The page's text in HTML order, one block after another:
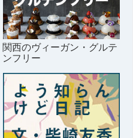
関西のヴィーガン・グルテ
ンフリー